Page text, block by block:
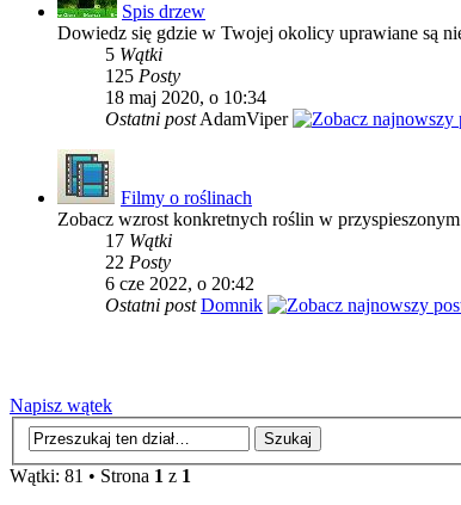
Spis drzew
Dowiedz się gdzie w Twojej okolicy uprawiane są
5 Wątki
125 Posty
18 maj 2020, o 10:34
Ostatni postAdamViper
Filmy o roślinach
Zobacz wzrost konkretnych roślin w
17 Wątki
22 Posty
6 cze 2022, o 20:42
Ostatni post Domnik
Napisz wątek
Wątki: 81 • Strona 1 z 1